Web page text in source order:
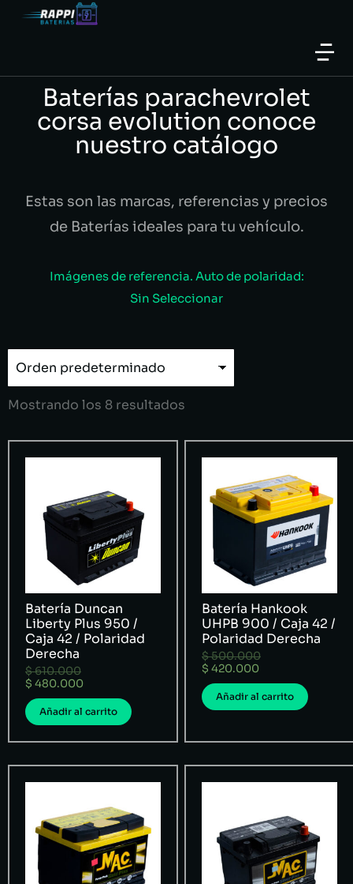
Baterías parachevrolet
corsa evolution conoce
nuestro catálogo
Estas son las marcas, referencias y precios
de Baterías ideales para tu vehículo.
Imágenes de referencia. Auto de polaridad:
Sin Seleccionar
Mostrando los 8 resultados
Batería Duncan
Liberty Plus 950 /
Caja 42 / Polaridad
Derecha
$610.000
$ 480.000
Añadir al carrito
Batería Hankook
UHPB 900 / Caja 42 /
Polaridad Derecha
$500.000
$ 420.000
Añadir al carrito